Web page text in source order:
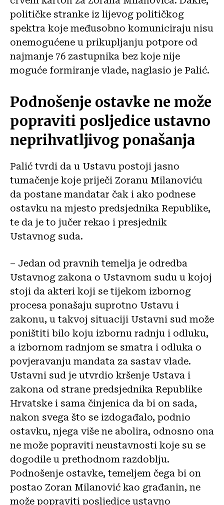
političke stranke iz lijevog političkog
spektra koje međusobno komuniciraju nisu
onemogućene u prikupljanju potpore od
najmanje 76 zastupnika bez koje nije
moguće formiranje vlade, naglasio je Palić.
Podnošenje ostavke ne može
popraviti posljedice ustavno
neprihvatljivog ponašanja
Palić tvrdi da u Ustavu postoji jasno
tumačenje koje priječi Zoranu Milanoviću
da postane mandatar čak i ako podnese
ostavku na mjesto predsjednika Republike,
te da je to jučer rekao i presjednik
Ustavnog suda.
– Jedan od pravnih temelja je odredba
Ustavnog zakona o Ustavnom sudu u kojoj
stoji da akteri koji se tijekom izbornog
procesa ponašaju suprotno Ustavu i
zakonu, u takvoj situaciji Ustavni sud može
poništiti bilo koju izbornu radnju i odluku,
a izbornom radnjom se smatra i odluka o
povjeravanju mandata za sastav vlade.
Ustavni sud je utvrdio kršenje Ustava i
zakona od strane predsjednika Republike
Hrvatske i sama činjenica da bi on sada,
nakon svega što se izdogađalo, podnio
ostavku, njega više ne abolira, odnosno ona
ne može popraviti neustavnosti koje su se
dogodile u prethodnom razdoblju.
Podnošenje ostavke, temeljem čega bi on
postao Zoran Milanović kao građanin, ne
može popraviti posljedice ustavno